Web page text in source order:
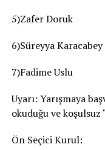
5)Zafer Doruk
6)Süreyya Karacabey
7)Fadime Uslu
Uyarı: Yarışmaya
okuduğu ve
Ön Seçici Kurul: